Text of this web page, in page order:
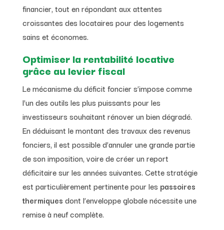
financier, tout en répondant aux attentes
croissantes des locataires pour des logements
sains et économes.
Optimiser la rentabilité locative
grâce au levier fiscal
Le mécanisme du déficit foncier s’impose comme
l’un des outils les plus puissants pour les
investisseurs souhaitant rénover un bien dégradé.
En déduisant le montant des travaux des revenus
fonciers, il est possible d’annuler une grande partie
de son imposition, voire de créer un report
déficitaire sur les années suivantes. Cette stratégie
est particulièrement pertinente pour les passoires
thermiques dont l’enveloppe globale nécessite une
remise à neuf complète.